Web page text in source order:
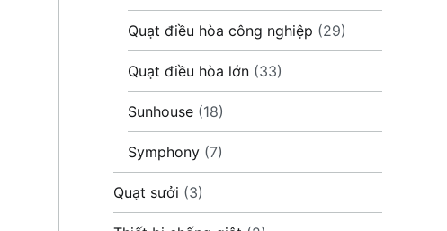
Quạt điều hòa công nghiệp (29)
Quạt điều hòa lớn (33)
Sunhouse (18)
Symphony (7)
Quạt sưởi (3)